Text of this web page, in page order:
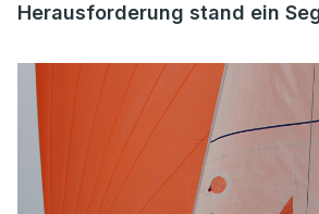
Herausforderung stand ein